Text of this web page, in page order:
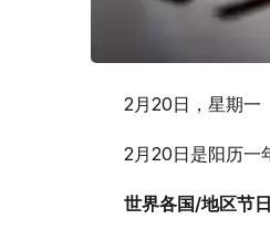
2月20日，星期一
2月20日是阳历一
世界各国/地区节日